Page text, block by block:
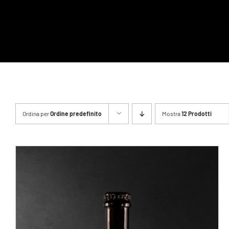
Ordina perOrdine predefinito Mostra12 Prodotti